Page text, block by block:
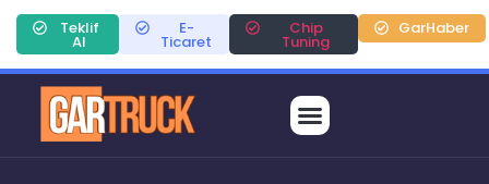
Teklif
Al
E-
Ticaret
Chip
Tuning
GarHaber